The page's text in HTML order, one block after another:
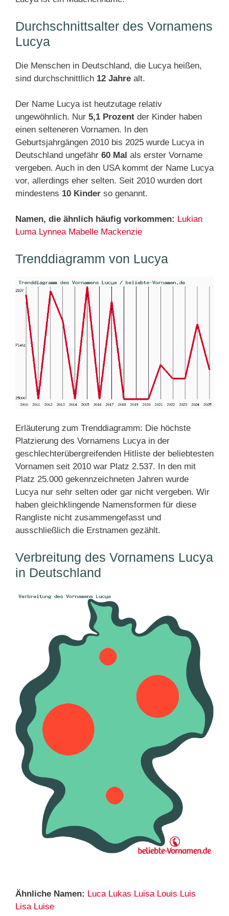
Durchschnittsalter des Vornamens
Lucya
Die Menschen in Deutschland, die Lucya heißen,
sind durchschnittlich 12 Jahre alt.
Der Name Lucya ist heutzutage relativ
ungewöhnlich. Nur 5,1 Prozent der Kinder haben
einen selteneren Vornamen. In den
Geburtsjahrgängen 2010 bis 2025 wurde Lucya in
Deutschland ungefähr 60 Mal als erster Vorname
vergeben. Auch in den USA kommt der Name Lucya
vor, allerdings eher selten. Seit 2010 wurden dort
mindestens 10 Kinder so genannt.
Namen, die ähnlich häufig vorkommen: Lukian
Luma Lynnea Mabelle Mackenzie
Trenddiagramm von Lucya
Erläuterung zum Trenddiagramm: Die höchste
Platzierung des Vornamens Lucya in der
geschlechterübergreifenden Hitliste der beliebtesten
Vornamen seit 2010 war Platz 2.537. In den mit
Platz 25.000 gekennzeichneten Jahren wurde
Lucya nur sehr selten oder gar nicht vergeben. Wir
haben gleichklingende Namensformen für diese
Rangliste nicht zusammengefasst und
ausschließlich die Erstnamen gezählt.
Verbreitung des Vornamens Lucya
in Deutschland
Ähnliche Namen: Luca Lukas Luisa Louis Luis
Lisa Luise